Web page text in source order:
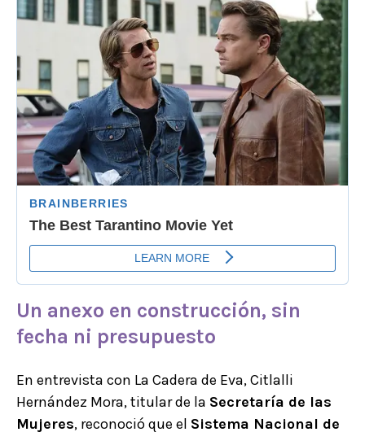
Un anexo en construcción, sin
fecha ni presupuesto
En entrevista con La Cadera de Eva, Citlalli
Hernández Mora, titular de la Secretaría de las
Mujeres, reconoció que el Sistema Nacional de